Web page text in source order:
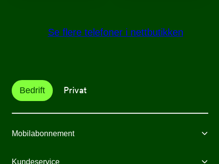
Se flere telefoner i nettbutikken
Bedrift Privat
Mobilabonnement
Mobilabonnement
Kundeservice